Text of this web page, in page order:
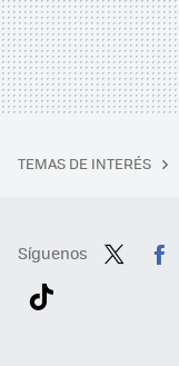
TEMAS DE INTERÉS
Síguenos